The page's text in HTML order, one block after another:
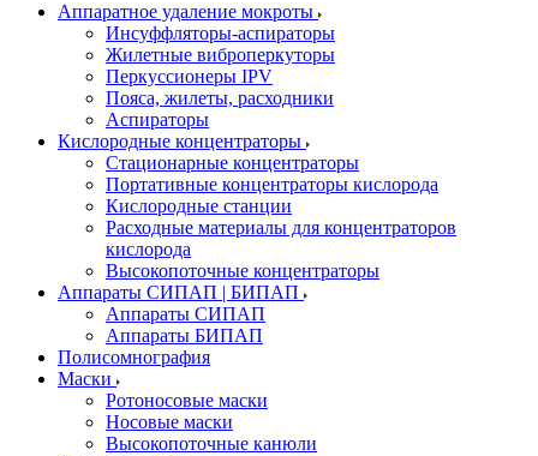
Аппаратное удаление мокроты
Инсуффляторы-аспираторы
Жилетные виброперкуторы
Перкуссионеры IPV
Пояса, жилеты, расходники
Аспираторы
Кислородные концентраторы
Стационарные концентраторы
Портативные концентраторы кислорода
Кислородные станции
Расходные материалы для концентраторов
кислорода
Высокопоточные концентраторы
Аппараты СИПАП | БИПАП
Аппараты СИПАП
Аппараты БИПАП
Полисомнография
Маски
Ротоносовые маски
Носовые маски
Высокопоточные канюли